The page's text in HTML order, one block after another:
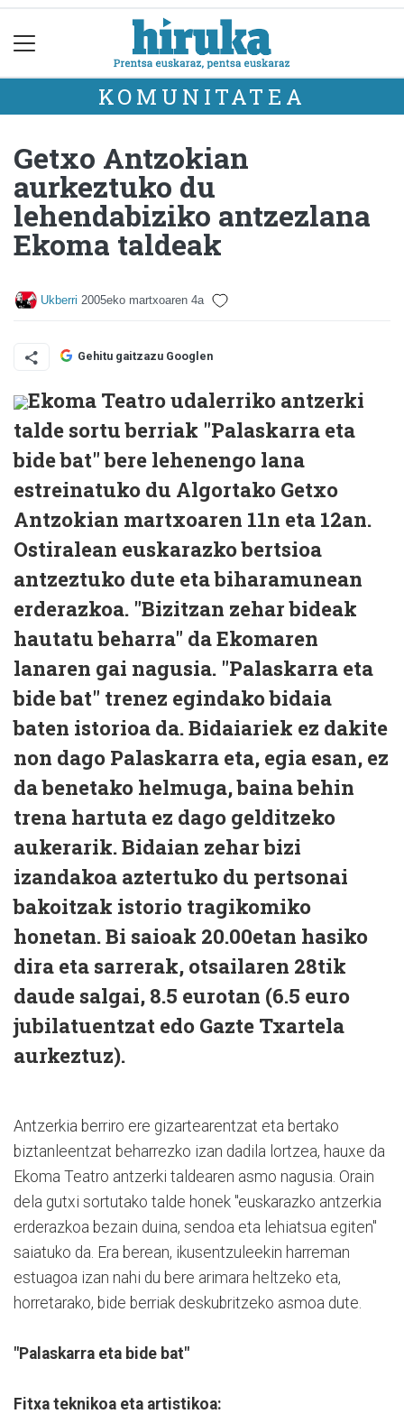
KOMUNITATEA
Getxo Antzokian
aurkeztuko du
lehendabiziko antzezlana
Ekoma taldeak
Ukberri 2005eko martxoaren 4a
Gehitu gaitzazu Googlen
Ekoma Teatro udalerriko antzerki
talde sortu berriak "Palaskarra eta
bide bat" bere lehenengo lana
estreinatuko du Algortako Getxo
Antzokian martxoaren 11n eta 12an.
Ostiralean euskarazko bertsioa
antzeztuko dute eta biharamunean
erderazkoa. "Bizitzan zehar bideak
hautatu beharra" da Ekomaren
lanaren gai nagusia. "Palaskarra eta
bide bat" trenez egindako bidaia
baten istorioa da. Bidaiariek ez dakite
non dago Palaskarra eta, egia esan, ez
da benetako helmuga, baina behin
trena hartuta ez dago gelditzeko
aukerarik. Bidaian zehar bizi
izandakoa aztertuko du pertsonai
bakoitzak istorio tragikomiko
honetan. Bi saioak 20.00etan hasiko
dira eta sarrerak, otsailaren 28tik
daude salgai, 8.5 eurotan (6.5 euro
jubilatuentzat edo Gazte Txartela
aurkeztuz).
Antzerkia berriro ere gizartearentzat eta bertako
biztanleentzat beharrezko izan dadila lortzea, hauxe da
Ekoma Teatro antzerki taldearen asmo nagusia. Orain
dela gutxi sortutako talde honek "euskarazko antzerkia
erderazkoa bezain duina, sendoa eta lehiatsua egiten"
saiatuko da. Era berean, ikusentzuleekin harreman
estuagoa izan nahi du bere arimara heltzeko eta,
horretarako, bide berriak deskubritzeko asmoa dute.
"Palaskarra eta bide bat"
Fitxa teknikoa eta artistikoa: